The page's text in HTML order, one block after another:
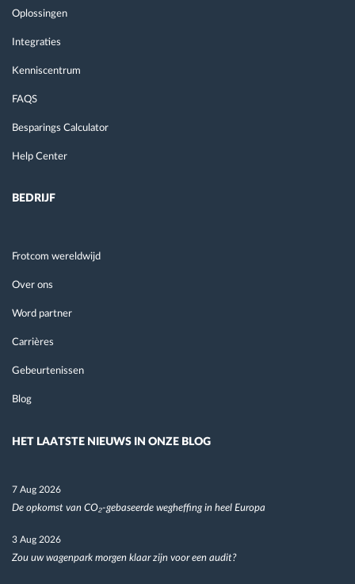
Oplossingen
Integraties
Kenniscentrum
FAQS
Besparings Calculator
Help Center
BEDRIJF
Frotcom wereldwijd
Over ons
Word partner
Carrières
Gebeurtenissen
Blog
HET LAATSTE NIEUWS IN ONZE BLOG
7 Aug 2026
De opkomst van CO₂-gebaseerde wegheffing in heel Europa
3 Aug 2026
Zou uw wagenpark morgen klaar zijn voor een audit?